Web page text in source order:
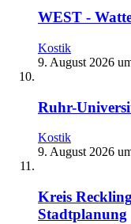
WEST -
Kostik
9. August 2026
Ruhr-
Kostik
9. August 2026
Kreis
Stadtplanung